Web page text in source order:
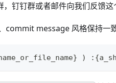
钉钉群或者邮件向我们反馈这
commit message 风格保持一致
)